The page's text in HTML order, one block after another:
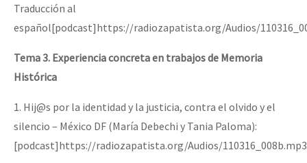
Traducción al
español[podcast]https://radiozapatista.org/Audios/
Tema 3. Experiencia concreta en trabajos de Memoria
Histórica
1. Hij@s por la identidad y la justicia, contra el olvido y el
silencio – México DF (María Debechi y Tania Paloma):
[podcast]https://radiozapatista.org/Audios/